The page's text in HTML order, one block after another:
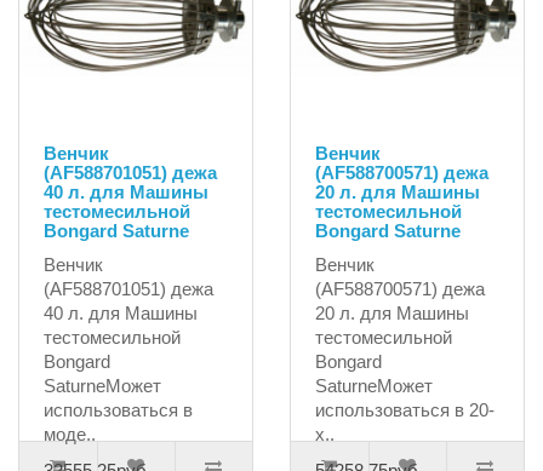
Венчик
(AF588701051) дежа
40 л. для Машины
тестомесильной
Bongard Saturne
Венчик
(AF588701051) дежа
40 л. для Машины
тестомесильной
Bongard
SaturneМожет
использоваться в
моде..
Венчик
(AF588700571) дежа
20 л. для Машины
тестомесильной
Bongard Saturne
Венчик
(AF588700571) дежа
20 л. для Машины
тестомесильной
Bongard
SaturneМожет
использоваться в 20-
х..